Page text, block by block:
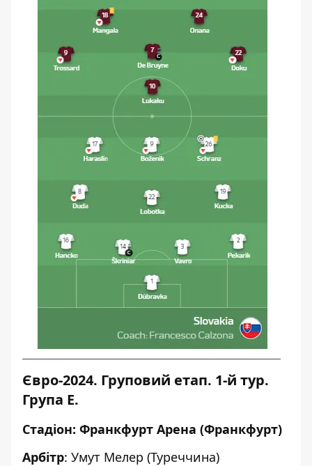
Євро-2024. Груповий етап. 1-й тур.
Група Е.
Стадіон: Франкфурт Арена (Франкфурт)
Арбітр: Умут Мелер (Туреччина)